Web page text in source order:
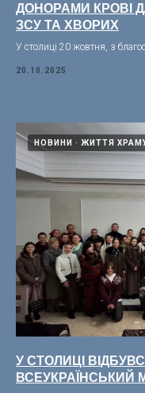
ДОНОРАМИ КРОВІ
ЗСУ ТА ХВОРИХ
У столиці 20 жовтня, з
20.10.2025
НОВИНИ ЖИТТЯ
У СТОЛИЦІ
ВСЕУКРАЇНСЬКИЙ